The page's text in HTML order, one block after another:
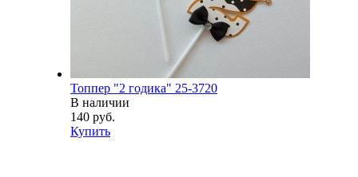
Топпер "2 годика" 25-3720
В наличии
140 руб.
Купить